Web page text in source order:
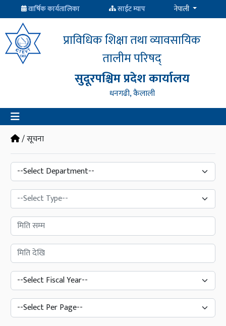
वार्षिक कार्यतालिका साईट म्याप नेपाली
प्राविधिक शिक्षा तथा व्यावसायिक
तालीम परिषद्
सुदूरपश्चिम प्रदेश कार्यालय
धनगढी, कैलाली
/ सूचना
--Select Type--